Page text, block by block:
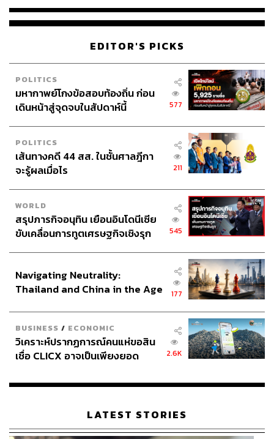
อากาศควรถูกประกาศให้เป็นภาวะฉุกเฉินด้านสาธารณสุขที่
นานาชาติต้องให้ความสำคัญร่วมกัน”
Leolintang / Shutterstock
อ้างอิง:
https://www.theguardian.com/environment/2026/may/
16/who-should-declare-climate-crisis-global-public-h
ealth-emergency-experts-say
TAGS: Europe
องค์การอนามัยโลก (WHO)
การเปลี่ยนแปลงสภาพภูมิอากาศ
Hans Kluge
286
ABOUT THE AUTHOR
THE STANDARD TEAM
EDITOR'S PICKS
POLITICS
มหากาพย์โกงข้อสอบท้องถิ่น ก่อน
เดินหน้าสู่จุดจบในสัปดาห์นี้
577
POLITICS
เส้นทางคดี 44 สส. ในชั้นศาลฎีกา
จะรู้ผลเมื่อไร
211
WORLD
สรุปภารกิจอนุทิน เยือนอินโดนีเซีย
ขับเคลื่อนการทูตเศรษฐกิจเชิงรุก
545
Navigating Neutrality:
Thailand and China in the Age
177
BUSINESS / ECONOMIC
วิเคราะห์ปรากฏการณ์คนแห่ขอสิน
เชื่อ CLICX อาจเป็นเพียงยอด
เรือนไทยที่ถูกซุกไว้
2.6K
LATEST STORIES